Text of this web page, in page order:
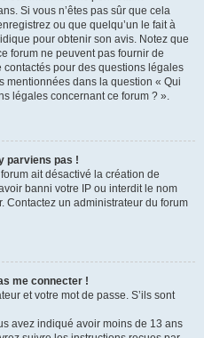
Si vous n’êtes pas sûr que cela
ou que quelqu’un le fait à
pour obtenir son avis. Notez que
forum ne peuvent pas fournir de
pour des questions légales
mentionnées dans la question « Qui
légales concernant ce forum ? ».
parviens pas !
ait désactivé la création de
banni votre IP ou interdit le nom
Contactez un administrateur du forum
me connecter !
et votre mot de passe. S’ils sont
avez indiqué avoir moins de 13 ans